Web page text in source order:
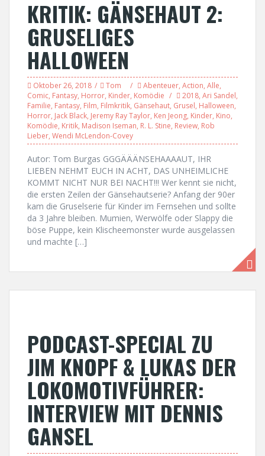
KRITIK: GÄNSEHAUT 2:
GRUSELIGES
HALLOWEEN
Oktober 26, 2018 Tom Abenteuer, Action, Alle,
Comic, Fantasy, Horror, Kinder, Komödie 2018, Ari Sandel,
Familie, Fantasy, Film, Filmkritik, Gänsehaut, Grusel, Halloween,
Horror, Jack Black, Jeremy Ray Taylor, Ken Jeong, Kinder, Kino,
Komödie, Kritik, Madison Iseman, R. L. Stine, Review, Rob
Lieber, Wendi McLendon-Covey
Autor: Tom Burgas GGGÄÄÄNSEHAAAAUT, IHR
LIEBEN NEHMT EUCH IN ACHT, DAS UNHEIMLICHE
KOMMT NICHT NUR BEI NACHT!!! Wer kennt sie nicht,
die ersten Zeilen der Gänsehautserie? Anfang der 90er
kam die Gruselserie für Kinder im Fernsehen und sollte
da 3 Jahre bleiben. Mumien, Werwölfe oder Slappy die
böse Puppe, kein Klischeemonster wurde ausgelassen
und machte […]
PODCAST-SPECIAL ZU
JIM KNOPF & LUKAS DER
LOKOMOTIVFÜHRER:
INTERVIEW MIT DENNIS
GANSEL